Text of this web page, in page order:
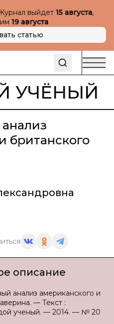
выйдет 15 августа,
19 августа
статью
УЧЁНЫЙ
британского
описание
анализ американского и
— Текст :
ученый. — 2014. — № 20